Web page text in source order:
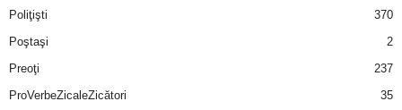
Poliţişti
370
Poştaşi
2
Preoţi
237
ProVerbeZicaleZicători
35